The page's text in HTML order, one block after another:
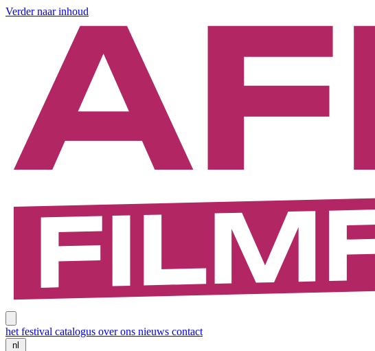
Verder naar inhoud
het festival catalogus over ons nieuws contact
nl